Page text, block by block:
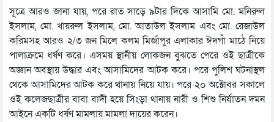
সূত্রে আরও জানা যায়, পরে রাত সাড়ে ৯টার দিকে আসামি মো. মনিরুল
ইসলাম, মো. খায়রুল ইসলাম, মো. আতাউল ইসলাম এবং মো. রেজাউল
করিমসহ আরও ২/৩ জন মিলে কলম মির্জাপুর এলাকার ঈদগাঁ মাঠে নিয়ে
পালাক্রমে ধর্ষণ করে। এসময় স্থানীয় লোকজন বুঝতে পেরে ওই ছাত্রীকে
অজ্ঞান অবস্থায় উদ্ধার এবং আসামিদের আটক করে। পরে পুলিশ ঘটনাস্থল
থেকে আসামিদের আটক করে থানায় নিয়ে যায়। পরে ২০ অক্টোবর সকালে
ওই কলেজছাত্রীর বাবা বাদী হয়ে সিংড়া থানায় নারী ও শিশু নির্যাতন দমন
আইনে একটি ধর্ষণ মামলায় মামলা দায়ের করেন।